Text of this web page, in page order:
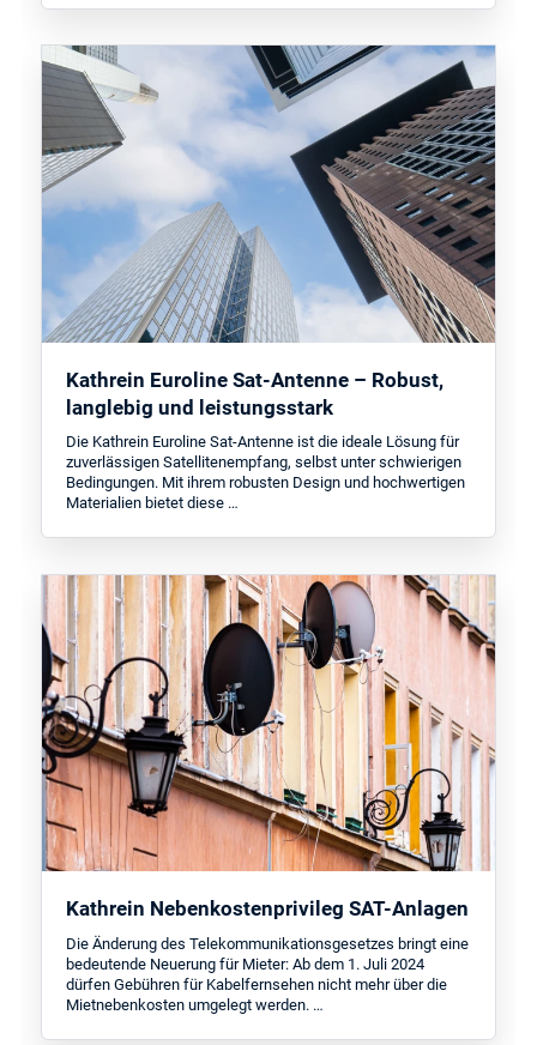
Kathrein Euroline Sat-Antenne – Robust,
langlebig und leistungsstark
Die Kathrein Euroline Sat-Antenne ist die ideale Lösung für
zuverlässigen Satellitenempfang, selbst unter schwierigen
Bedingungen. Mit ihrem robusten Design und hochwertigen
Materialien bietet diese …
Kathrein Nebenkostenprivileg SAT-Anlagen
Die Änderung des Telekommunikationsgesetzes bringt eine
bedeutende Neuerung für Mieter: Ab dem 1. Juli 2024
dürfen Gebühren für Kabelfernsehen nicht mehr über die
Mietnebenkosten umgelegt werden. …